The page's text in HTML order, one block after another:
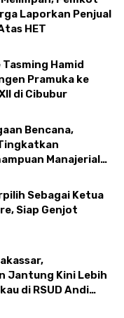
Laporkan Penjual
HET
Hamid
Pramuka ke
di Cibubur
Bencana,
Manajerial
Sebagai Ketua
Siap Genjot
Jantung Kini Lebih
di RSUD Andi